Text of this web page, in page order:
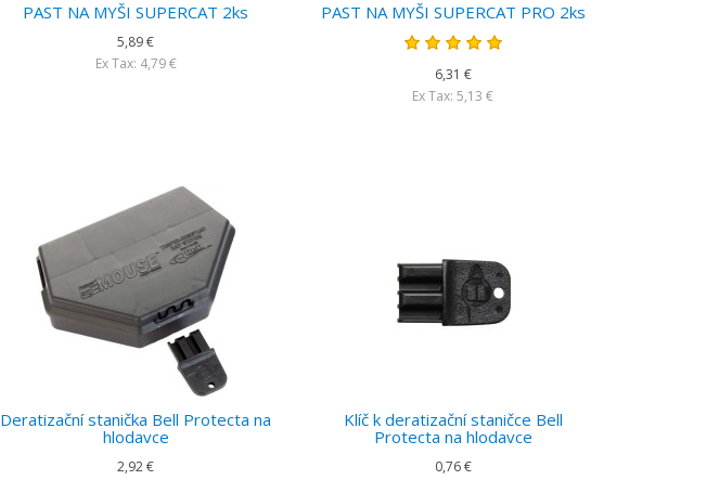
PAST NA MYŠI SUPERCAT 2ks
5,89 €
Ex Tax: 4,79 €
PAST NA MYŠI SUPERCAT PRO 2ks
6,31 €
Ex Tax: 5,13 €
Deratizační stanička Bell Protecta na
hlodavce
2,92 €
Klíč k deratizační staničce Bell
Protecta na hlodavce
0,76 €